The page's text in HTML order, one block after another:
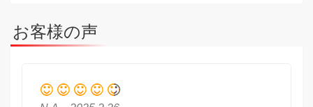
お客様の声